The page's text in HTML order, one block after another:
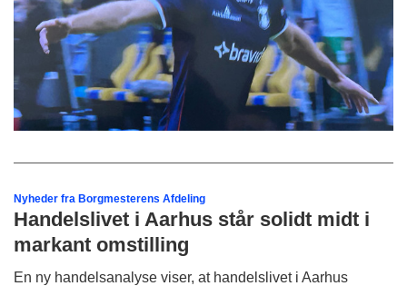
Nyheder fra Borgmesterens Afdeling
Handelslivet i Aarhus står solidt midt i
markant omstilling
En ny handelsanalyse viser, at handelslivet i Aarhus